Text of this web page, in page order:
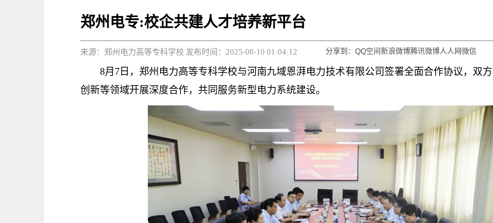
郑州电专:校企共建人才培养新平台
来源：郑州电力高等专科学校 发布时间：2025-08-10 01:04:12 分享到： QQ空间 新浪微博腾讯微博人人网微信
8月7日，郑州电力高等专科学校与河南九域恩湃电力技术有限公司签署全面合作协议，双
创新等领域开展深度合作，共同服务新型电力系统建设。